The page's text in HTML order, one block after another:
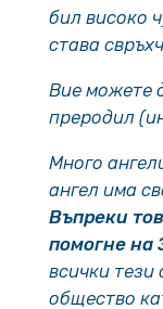
бил високо
става
Вие можете
преродил
Много
ангел има
Въпреки
помогне на
всички тези
общество